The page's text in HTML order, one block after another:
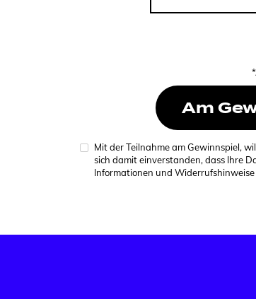
Mit der Teilnahme am Gewinnspiel,
sich damit einverstanden, dass Ihre
Informationen und